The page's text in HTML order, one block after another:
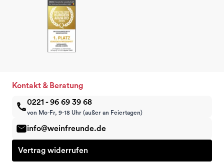
Kontakt & Beratung
0221 - 96 69 39 68
von Mo-Fr, 9-18 Uhr (außer an Feiertagen)
info@weinfreunde.de
Vertrag widerrufen